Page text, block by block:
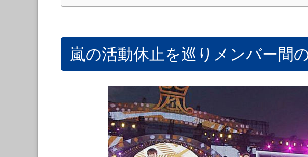
嵐の活動休止を巡りメンバー間